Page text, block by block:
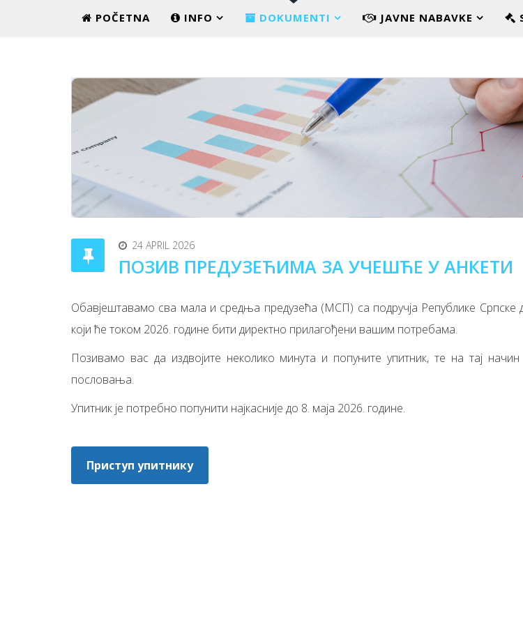
POČETNA INFO DOKUMENTI JAVNE NABAVKE
24 APRIL 2026
ПОЗИВ ПРЕДУЗЕЋИМА ЗА УЧЕШЋЕ У АНКЕТИ
Обавјештавамо сва мала и средња предузећа (МСП) са подручја Републике
који ће током 2026. године бити директно прилагођени вашим потребама.
Позивамо вас да издвојите неколико минута и попуните упитник, те на тај
пословања.
Упитник је потребно попунити најкасније до 8. маја 2026. године.
Приступ упитнику